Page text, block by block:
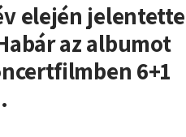
elején jelentette
az albumot
6+1